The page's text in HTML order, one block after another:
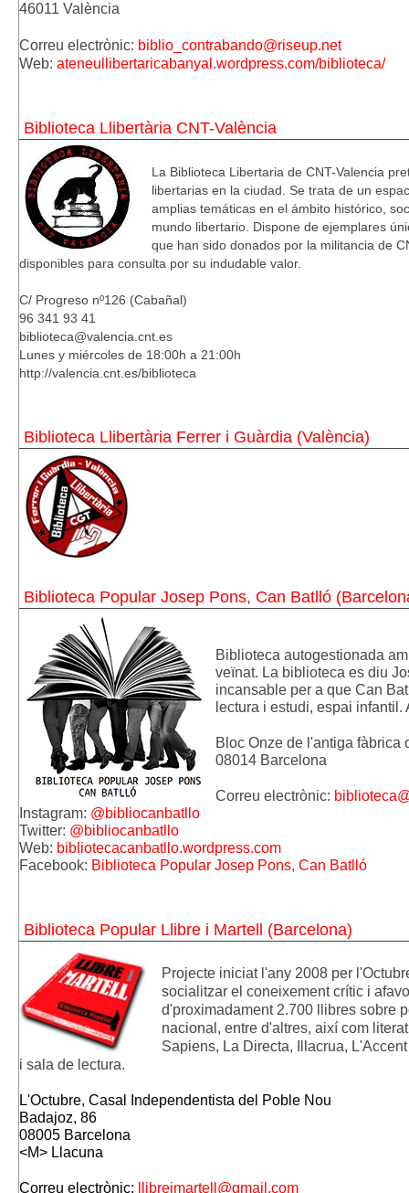
46011 València
Correu electrònic: biblio_contrabando@riseup.net
Web: ateneullibertaricabanyal.wordpress.com/biblioteca/
Biblioteca Llibertària CNT-València
La Biblioteca Libertaria de CNT-Valencia
libertarias en la ciudad. Se trata de un
amplias temáticas en el ámbito histórico,
mundo libertario. Dispone de ejemplares
que han sido donados por la militancia de
disponibles para consulta por su indudable valor.
C/ Progreso nº126 (Cabañal)
96 341 93 41
biblioteca@valencia.cnt.es
Lunes y miércoles de 18:00h a 21:00h
http://valencia.cnt.es/biblioteca
Biblioteca Llibertària Ferrer i Guàrdia (València)
Biblioteca Popular Josep Pons, Can Batlló
Biblioteca autogestionada
veïnat. La biblioteca es diu
incansable per a que Can
lectura i estudi, espai
Bloc Onze de l'antiga
08014 Barcelona
Correu electrònic:
Instagram: @bibliocanbatllo
Twitter: @bibliocanbatllo
Web: bibliotecacanbatllo.wordpress.com
Facebook: Biblioteca Popular Josep Pons, Can Batlló
Biblioteca Popular Llibre i Martell (Barcelona)
Projecte iniciat l'any 2008 per
socialitzar el coneixement crític i
d'proximadament 2.700 llibres sobre
nacional, entre d'altres, així com
Sapiens, La Directa, Illacrua,
i sala de lectura.
L'Octubre, Casal Independentista del Poble Nou
Badajoz, 86
08005 Barcelona
<M> Llacuna
Correu electrònic: llibreimartell@gmail.com